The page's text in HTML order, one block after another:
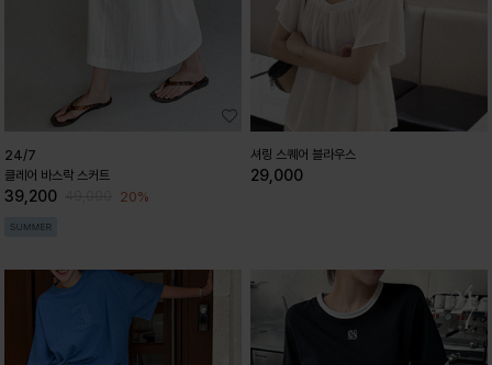
24/7
클레어 바스락 스커트
39,200 20%
셔링 스퀘어 블라우스
29,000